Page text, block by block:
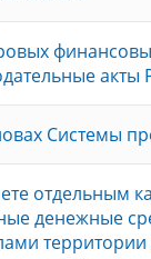
Системы
отдельным
денежные
территории